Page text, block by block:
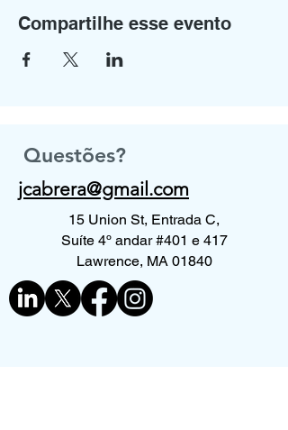
Compartilhe esse evento
Questões?
jcabrera@gmail.com
15 Union St, Entrada C,
Suíte 4º andar #401 e 417
Lawrence, MA 01840